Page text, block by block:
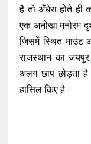
है तो अँधेरा होते
एक अनोखा मनोरम
जिसमें स्थित माउंट
राजस्थान का
अलग छाप छोड़ता
हासिल किए है।